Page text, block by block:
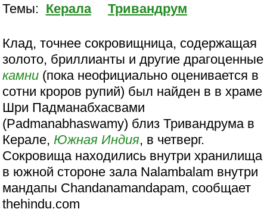
Темы: Керала Тривандрум
Клад, точнее сокровищница, содержащая
золото, бриллианты и другие драгоценные
камни (пока неофициально оценивается в
сотни кроров рупий) был найден в в храме
Шри Падманабхасвами
(Padmanabhaswamy) близ Тривандрума в
Керале, Южная Индия, в четверг.
Сокровища находились внутри хранилища
в южной стороне зала Nalambalam внутри
мандапы Chandanamandapam, сообщает
thehindu.com